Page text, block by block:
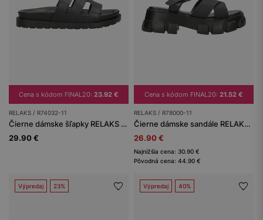
Cena s kódom FINAL20: 23.92 €
RELAKS / R74032-11
Čierne dámske šľapky RELAKS so širokými remienkami
29.90 €
Cena s kódom FINAL20: 21.52 €
RELAKS / R78000-11
Čierne dámske sandále RELAKS na masívnej podrážke
26.90 €
Najnižšia cena: 30.90 €
Pôvodná cena: 44.90 €
Výpredaj 23% Výpredaj 40%